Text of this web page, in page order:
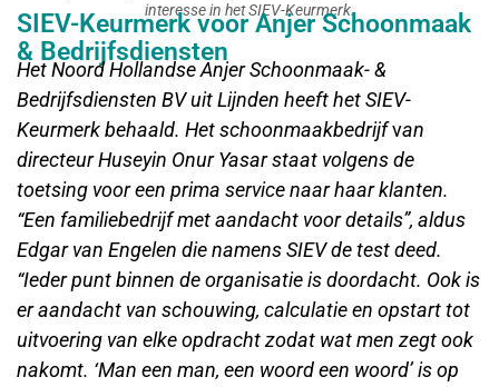
interesse in het SIEV-Keurmerk.
SIEV-Keurmerk voor Anjer Schoonmaak
& Bedrijfsdiensten
Het Noord Hollandse Anjer Schoonmaak- &
Bedrijfsdiensten BV uit Lijnden heeft het SIEV-
Keurmerk behaald. Het schoonmaakbedrijfvan
directeur Huseyin Onur Yasar staat volgens de
toetsing voor een prima service naar haar klanten.
“Een familiebedrijf met aandacht voor details”, aldus
Edgar van Engelen die namens SIEV de test deed.
“Ieder punt binnen de organisatie is doordacht. Ook is
er aandacht van schouwing, calculatie en opstart tot
uitvoering van elke opdracht zodat wat men zegt ook
nakomt. ‘Man een man, een woord een woord’ is op